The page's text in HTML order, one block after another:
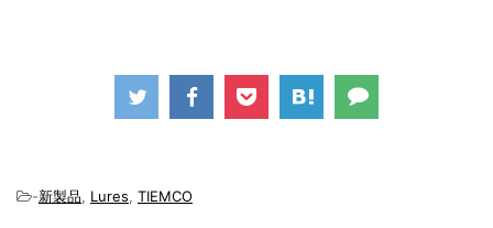
-新製品, Lures, TIEMCO